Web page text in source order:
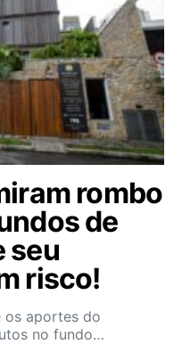
rombo
de
seu
risco!
os aportes do
no fundo…